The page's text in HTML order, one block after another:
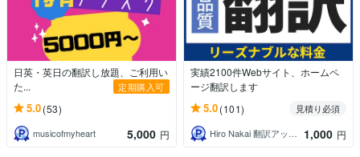
日英・英日の翻訳し放題、ご利用い
た...
定期購入可
5.0(53)
musicofmyheart 5,000 円
実績2100件Webサイト、ホームペ
ージ翻訳します
5.0(101)
見積り必須
Hiro Nakai 翻訳アップデート
1,000 円